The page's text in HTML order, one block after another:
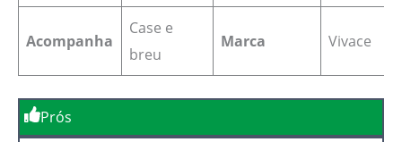
Acompanha
Case e
breu
Marca Vivace
Prós